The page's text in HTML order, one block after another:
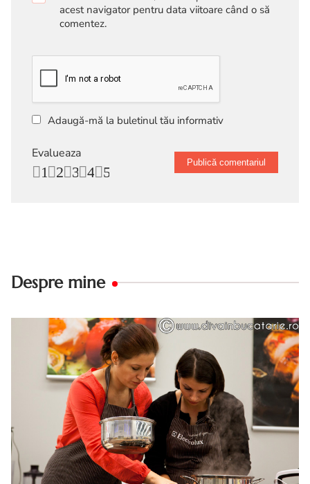
acest navigator pentru data viitoare când o să
comentez.
Adaugă-mă la buletinul tău informativ
Evalueaza
5
4
3
2
1
Despre mine